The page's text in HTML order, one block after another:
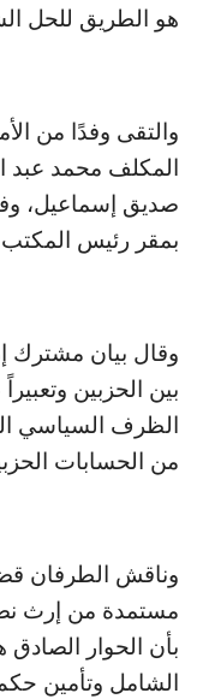
هو الطريق للحل
والتقى وفدًا من
المكلف محمد عبد
صديق إسماعيل،
بمقر رئيس
وقال بيان مشترك
بين الحزبين
الظرف السياسي
من الحسابات
وناقش الطرفان
مستمدة من إرث
بأن الحوار الصادق
الشامل وتأمين